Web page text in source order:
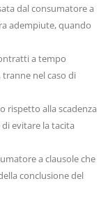
dal consumatore a
adempiute, quando
a tempo
nel caso di
rispetto alla scadenza
evitare la tacita
a clausole che
conclusione del